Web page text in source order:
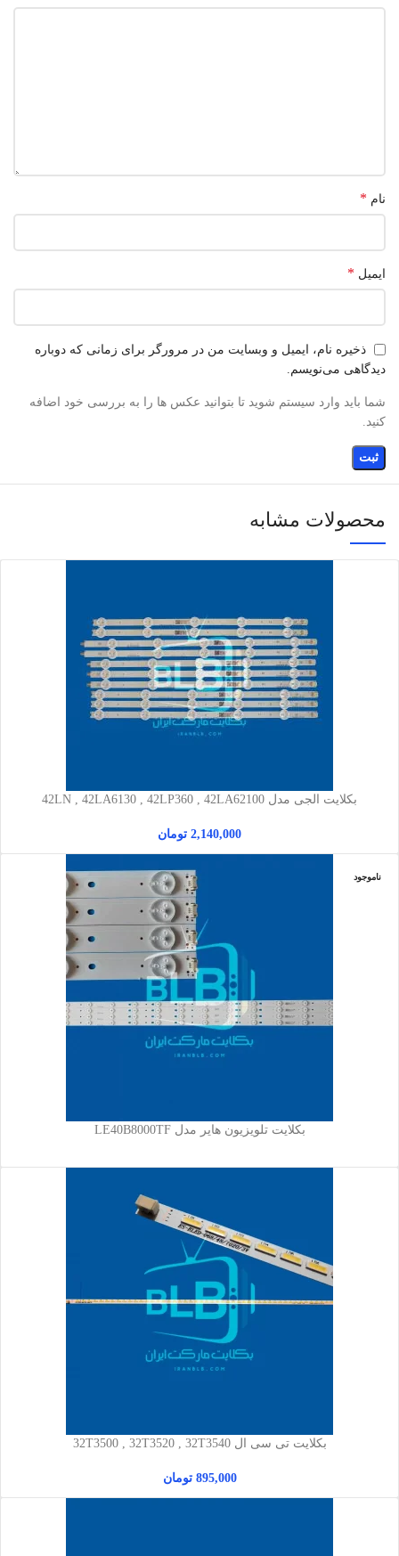
نام *
ایمیل *
ذخیره نام، ایمیل و وبسایت من در مرورگر برای زمانی که دوباره
دیدگاهی می‌نویسم.
شما باید وارد سیستم شوید تا بتوانید عکس ها را به بررسی خود اضافه
کنید.
محصولات مشابه
بکلایت الجی مدل 42LN , 42LA6130 , 42LP360 , 42LA62100
2,140,000 تومان
ناموجود
بکلایت تلویزیون هایر مدل LE40B8000TF
بکلایت تی سی ال 32T3500 , 32T3520 , 32T3540
895,000 تومان